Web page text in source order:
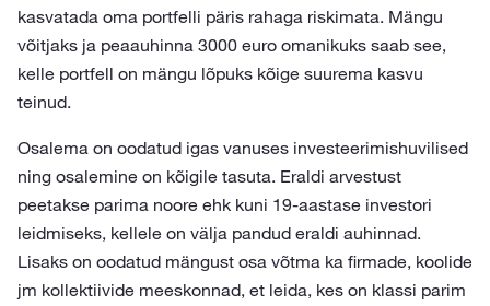
kasvatada oma portfelli päris rahaga riskimata. Mängu
võitjaks ja peaauhinna 3000 euro omanikuks saab see,
kelle portfell on mängu lõpuks kõige suurema kasvu
teinud.
Osalema on oodatud igas vanuses investeerimishuvilised
ning osalemine on kõigile tasuta. Eraldi arvestust
peetakse parima noore ehk kuni 19-aastase investori
leidmiseks, kellele on välja pandud eraldi auhinnad.
Lisaks on oodatud mängust osa võtma ka firmade, koolide
jm kollektiivide meeskonnad, et leida, kes on klassi parim